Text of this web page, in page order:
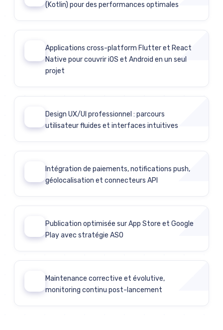
(Kotlin) pour des performances optimales
Applications cross-platform Flutter et React
Native pour couvrir iOS et Android en un seul
projet
Design UX/UI professionnel : parcours
utilisateur fluides et interfaces intuitives
Intégration de paiements, notifications push,
géolocalisation et connecteurs API
Publication optimisée sur App Store et Google
Play avec stratégie ASO
Maintenance corrective et évolutive,
monitoring continu post-lancement